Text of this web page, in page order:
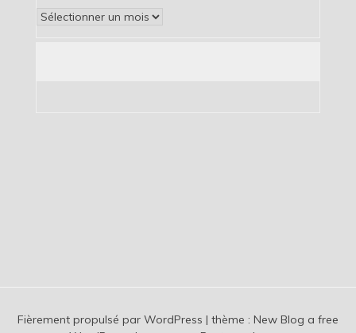
Archives
Fièrement propulsé par WordPress | thème : New Blog a free